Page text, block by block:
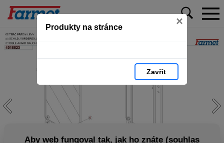
Produkty na stránce ×
Zavřít
Aby web fungoval tak, jak ho znáte (souhlas